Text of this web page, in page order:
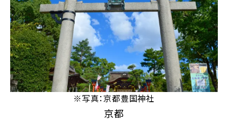
※写真：京都豊国神社
京都